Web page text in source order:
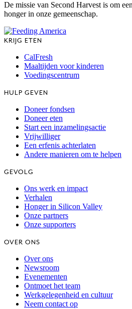
De missie van Second Harvest is om
honger in onze gemeenschap.
KRIJG ETEN
CalFresh
Maaltijden voor kinderen
Voedingscentrum
HULP GEVEN
Doneer fondsen
Doneer eten
Start een inzamelingsactie
Vrijwilliger
Een erfenis achterlaten
Andere manieren om te helpen
GEVOLG
Ons werk en impact
Verhalen
Honger in Silicon Valley
Onze partners
Onze supporters
OVER ONS
Over ons
Newsroom
Evenementen
Ontmoet het team
Werkgelegenheid en cultuur
Neem contact op